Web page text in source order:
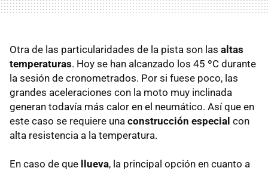
Otra de las particularidades de la pista son las altas
temperaturas. Hoy se han alcanzado los 45 ºC durante
la sesión de cronometrados. Por si fuese poco, las
grandes aceleraciones con la moto muy inclinada
generan todavía más calor en el neumático. Así que en
este caso se requiere una construcción especial con
alta resistencia a la temperatura.
En caso de que llueva, la principal opción en cuanto a